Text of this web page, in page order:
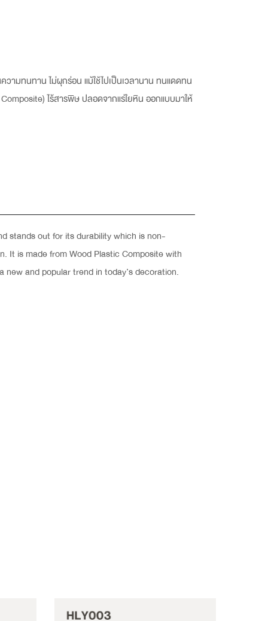
ามทนทาน ไม่ผุกร่อน แม้ใช้ไปเป็นเวลานาน ทนแดดทน
ไร้สารพิษ ปลอดจากแร่ใยหิน ออกแบบมาให้
stands out for its durability which is non-
It is made from Wood Plastic Composite with
and popular trend in today’s decoration.